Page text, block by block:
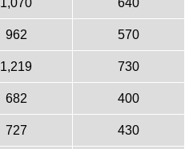
1,070 640
962 570
1,219 730
682 400
727 430